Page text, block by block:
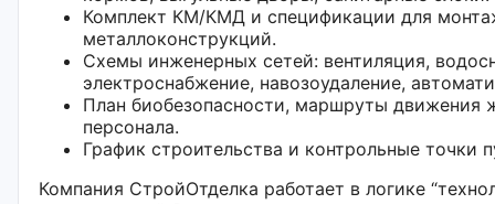
Комплект КМ/КМД и спецификации для
металлоконструкций.
Схемы инженерных сетей: вентиляция,
электроснабжение, навозоудаление,
План биобезопасности, маршруты движения
персонала.
График строительства и контрольные точки
Компания СтройОтделка работает в логике